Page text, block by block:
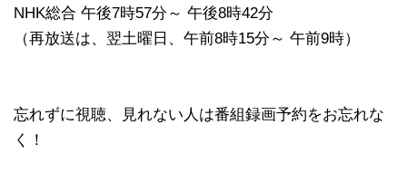
NHK総合 午後7時57分～ 午後8時42分
（再放送は、翌土曜日、午前8時15分～ 午前9時）
忘れずに視聴、見れない人は番組録画予約をお忘れな
く！